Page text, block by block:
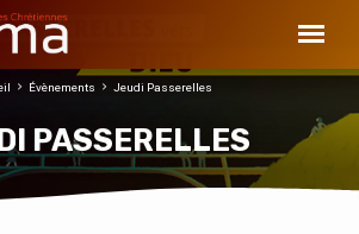
PASSERELLES
Évènements Jeudi Passerelles